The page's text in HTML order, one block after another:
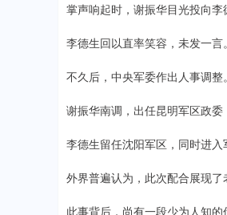
掌声响起时，谢振华目光投向李
李德生回以直率笑容，未发一言。
不久后，中央军委作出人事调整。
谢振华南调，出任昆明军区政委
李德生留任沈阳军区，同时进入
外界普遍认为，此次配合展现了
此事背后，尚有一段少为人知的